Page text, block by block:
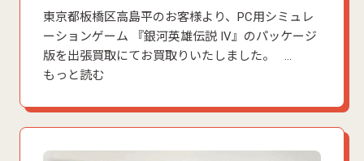
東京都板橋区高島平のお客様より、PC用シミュレ
ーションゲーム 『銀河英雄伝説 IV』のパッケージ
版を出張買取にてお買取りいたしました。 …
もっと読む